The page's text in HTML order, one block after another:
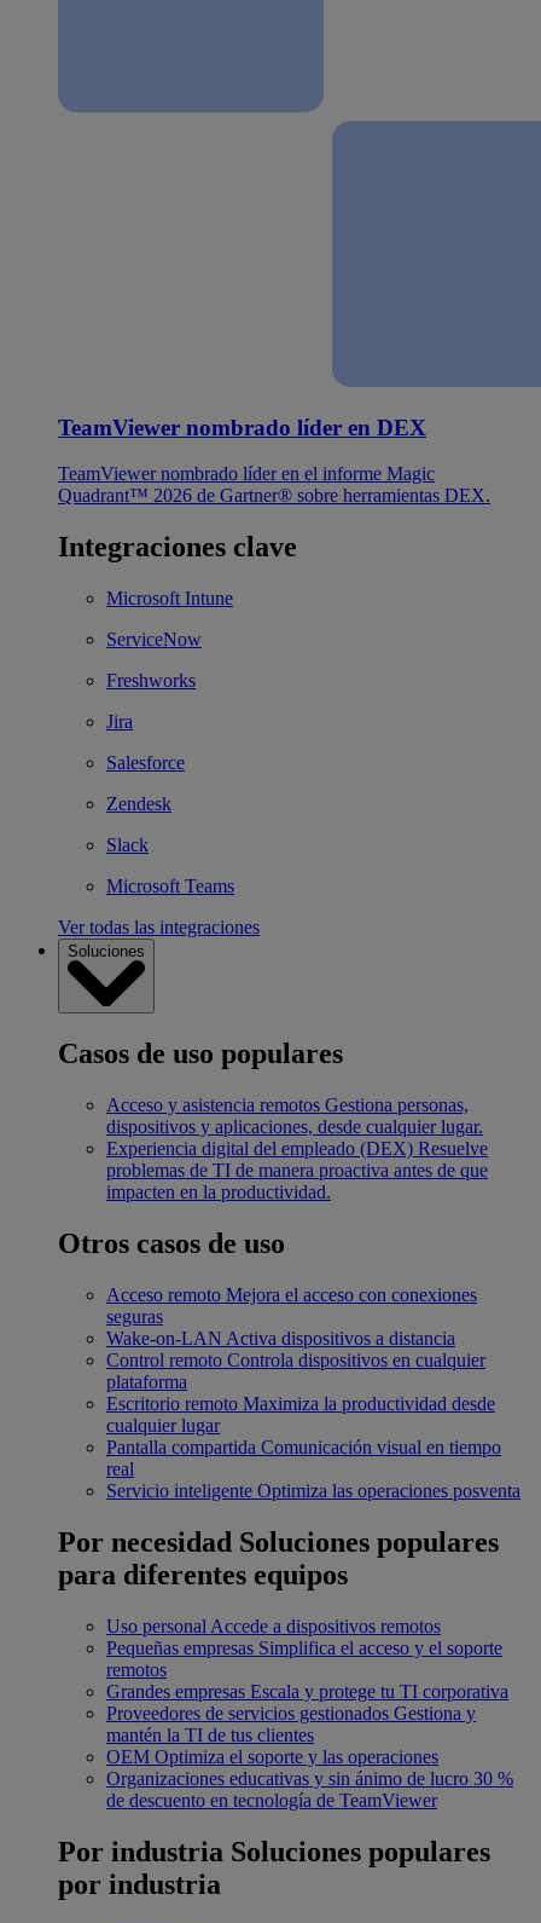
TeamViewer nombrado líder en DEX
TeamViewer nombrado líder en el informe Magic
Quadrant™ 2026 de Gartner® sobre herramientas DEX.
Integraciones clave
Microsoft Intune
ServiceNow
Freshworks
Jira
Salesforce
Zendesk
Slack
Microsoft Teams
Ver todas las integraciones
Soluciones
Casos de uso populares
Acceso y asistencia remotos Gestiona personas,
dispositivos y aplicaciones, desde cualquier lugar.
Experiencia digital del empleado (DEX) Resuelve
problemas de TI de manera proactiva antes de que
impacten en la productividad.
Otros casos de uso
Acceso remoto Mejora el acceso con conexiones
seguras
Wake-on-LAN Activa dispositivos a distancia
Control remoto Controla dispositivos en cualquier
plataforma
Escritorio remoto Maximiza la productividad desde
cualquier lugar
Pantalla compartida Comunicación visual en tiempo
real
Servicio inteligente Optimiza las operaciones posventa
Por necesidad Soluciones populares
para diferentes equipos
Uso personal Accede a dispositivos remotos
Pequeñas empresas Simplifica el acceso y el soporte
remotos
Grandes empresas Escala y protege tu TI corporativa
Proveedores de servicios gestionados Gestiona y
mantén la TI de tus clientes
OEM Optimiza el soporte y las operaciones
Organizaciones educativas y sin ánimo de lucro 30 %
de descuento en tecnología de TeamViewer
Por industria Soluciones populares
por industria